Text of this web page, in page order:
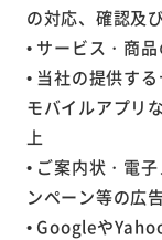
の対応、確認及
• サービス・商
• 当社の提供す
モバイルアプリ
上
• ご案内状・電
ンペーン等の広
• Googleや